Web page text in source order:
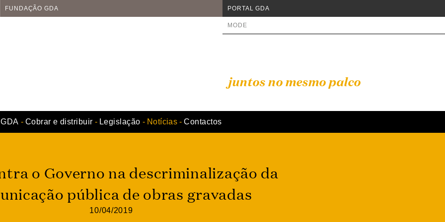
FUNDAÇÃO GDA PORTAL GDA
juntos no mesmo palco
MODE
GDA Cobrar e distribuir Legislação Notícias Contactos
o Governo na descriminalização da
pública de obras gravadas
10/04/2019